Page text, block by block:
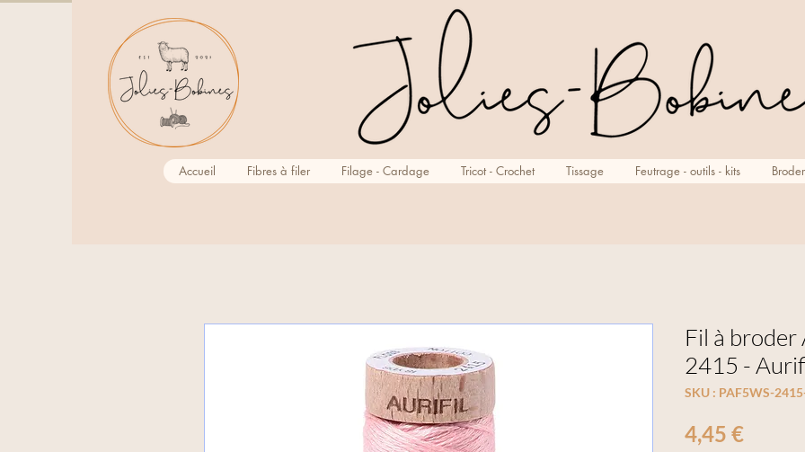
Accueil Fibres à filer Filage - Cardage Tricot - Crochet Tissage Feutrage - outils - kits
Fil à
2415 -
SKU : PAF5WS-
4,45 €Prix